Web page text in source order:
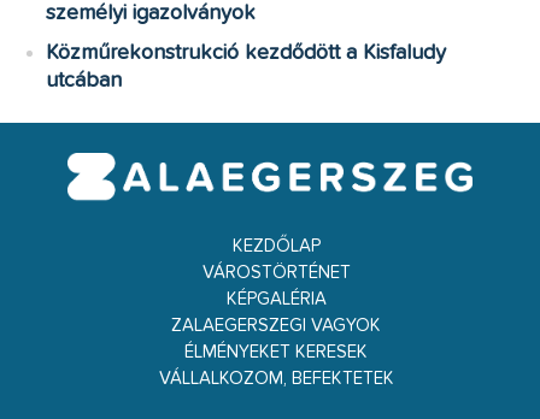
személyi igazolványok
Közműrekonstrukció kezdődött a Kisfaludy
utcában
KEZDŐLAP
VÁROSTÖRTÉNET
KÉPGALÉRIA
ZALAEGERSZEGI VAGYOK
ÉLMÉNYEKET KERESEK
VÁLLALKOZOM, BEFEKTETEK